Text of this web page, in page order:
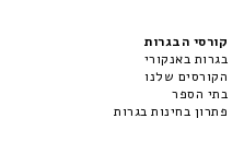
קורסי הבגרות
בגרות באנקורי
הקורסים שלנו
בתי הספר
פתרון בחינות בגרות